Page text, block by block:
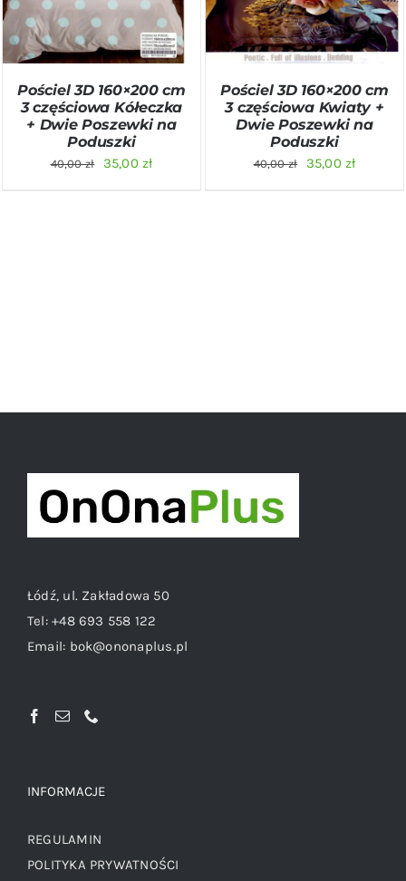
Pościel 3D 160×200 cm
3 częściowa Kółeczka
+ Dwie Poszewki na
Poduszki
40,00zł
Pierwotna
35,00 złAktualna
Pościel 3D 160×200 cm
3 częściowa Kwiaty +
Dwie Poszewki na
Poduszki
40,00zł
Pierwotna
35,00 zł
Łódź, ul. Zakładowa 50
Tel:+48 693 558 122
Email: bok@ononaplus.pl
INFORMACJE
REGULAMIN
POLITYKA PRYWATNOŚCI